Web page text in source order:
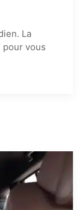
La
pour vous